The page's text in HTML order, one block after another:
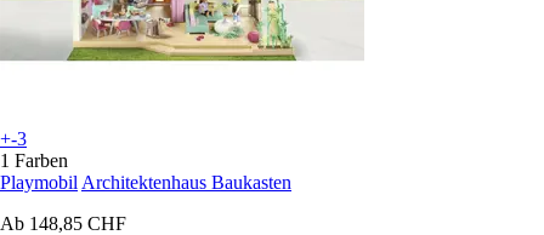
+-3
1 Farben
Playmobil Architektenhaus Baukasten
Ab 148,85 CHF